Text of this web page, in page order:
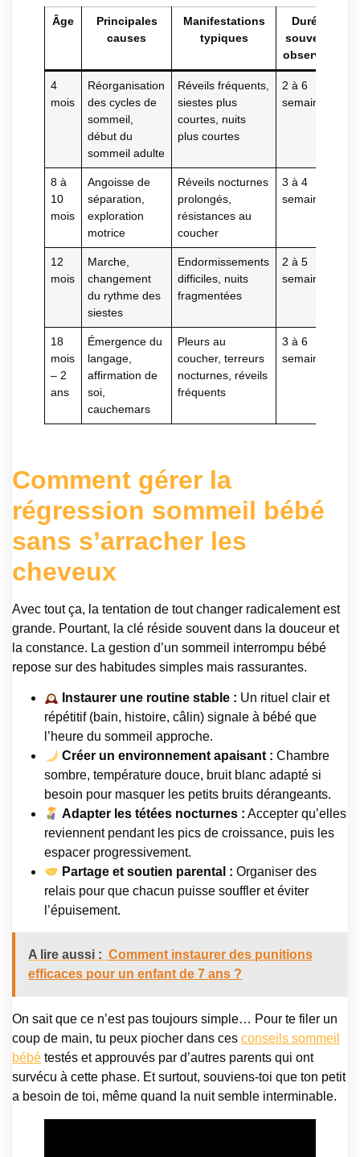
Âge
Principales
causes
Manifestations
typiques
Durée
souvent
observée
4
mois
Réorganisation
des cycles de
sommeil,
début du
sommeil adulte
Réveils fréquents,
siestes plus
courtes, nuits
plus courtes
2 à 6
semaines
8 à
10
mois
Angoisse de
séparation,
exploration
motrice
Réveils nocturnes
prolongés,
résistances au
coucher
3 à 4
semaines
12
mois
Marche,
changement
du rythme des
siestes
Endormissements
difficiles, nuits
fragmentées
2 à 5
semaines
18
mois
– 2
ans
Émergence du
langage,
affirmation de
soi,
cauchemars
Pleurs au
coucher, terreurs
nocturnes, réveils
fréquents
3 à 6
semaines
Comment gérer la
régression sommeil bébé
sans s’arracher les
cheveux
Avec tout ça, la tentation de tout changer radicalement est
grande. Pourtant, la clé réside souvent dans la douceur et
la constance. La gestion d’un sommeil interrompu bébé
repose sur des habitudes simples mais rassurantes.
Instaurer une routine stable : Un rituel clair et
répétitif (bain, histoire, câlin) signale à bébé que
l’heure du sommeil approche.
Créer un environnement apaisant : Chambre
sombre, température douce, bruit blanc adapté si
besoin pour masquer les petits bruits dérangeants.
Adapter les tétées nocturnes : Accepter qu’elles
reviennent pendant les pics de croissance, puis les
espacer progressivement.
Partage et soutien parental : Organiser des
relais pour que chacun puisse souffler et éviter
l’épuisement.
A lire aussi : Comment instaurer des punitions
efficaces pour un enfant de 7 ans ?
On sait que ce n’est pas toujours simple… Pour te filer un
coup de main, tu peux piocher dans ces conseils sommeil
bébé testés et approuvés par d’autres parents qui ont
survécu à cette phase. Et surtout, souviens-toi que ton petit
a besoin de toi, même quand la nuit semble interminable.